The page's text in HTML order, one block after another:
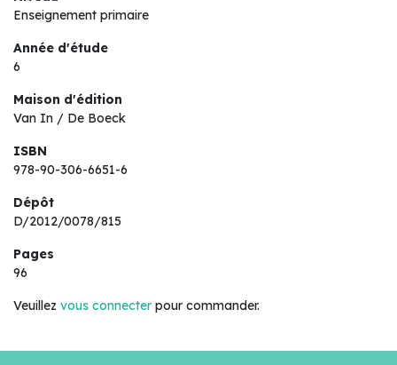
Enseignement primaire
Année d'étude
6
Maison d'édition
Van In / De Boeck
ISBN
978-90-306-6651-6
Dépôt
D/2012/0078/815
Pages
96
Veuillez vous connecter pour commander.